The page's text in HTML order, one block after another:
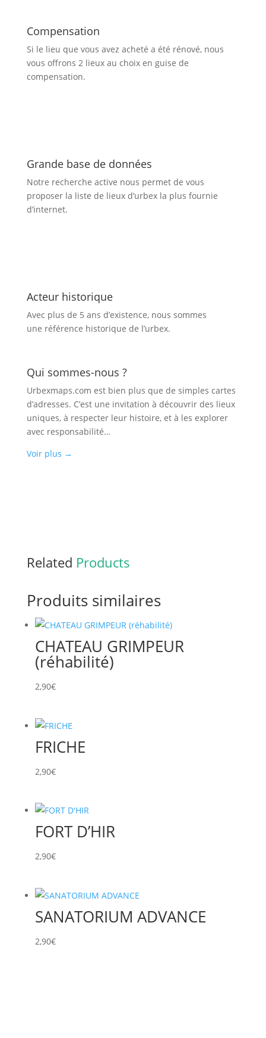
Compensation
Si le lieu que vous avez acheté a été rénové, nous
vous offrons 2 lieux au choix en guise de
compensation.
Grande base de données
Notre recherche active nous permet de vous
proposer la liste de lieux d’urbexla plus fournie
d’internet.
Acteur historique
Avec plus de 5 ans d’existence, nous sommes
une référence historique de l’urbex.
Qui sommes-nous ?
Urbexmaps.com est bien plus que de simples cartes
d’adresses. C’est une invitation à découvrir des lieux
uniques, à respecter leur histoire, et à les explorer
avec responsabilité…
Voir plus →
Related Products
Produits similaires
CHATEAU GRIMPEUR
(réhabilité)
2,90€
FRICHE
2,90€
FORT D’HIR
2,90€
SANATORIUM ADVANCE
2,90€